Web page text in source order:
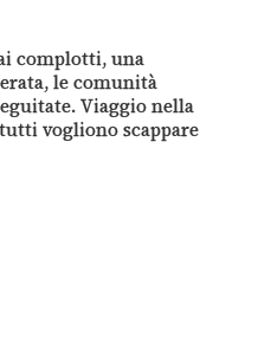
complotti, una
le comunità
Viaggio nella
vogliono scappare